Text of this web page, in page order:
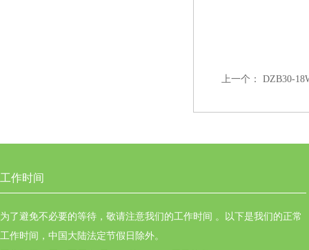
上一个： DZB30-
工作时间
为了避免不必要的等待，敬请注意我们的工作时间 。以下是我们的正常
工作时间，中国大陆法定节假日除外。